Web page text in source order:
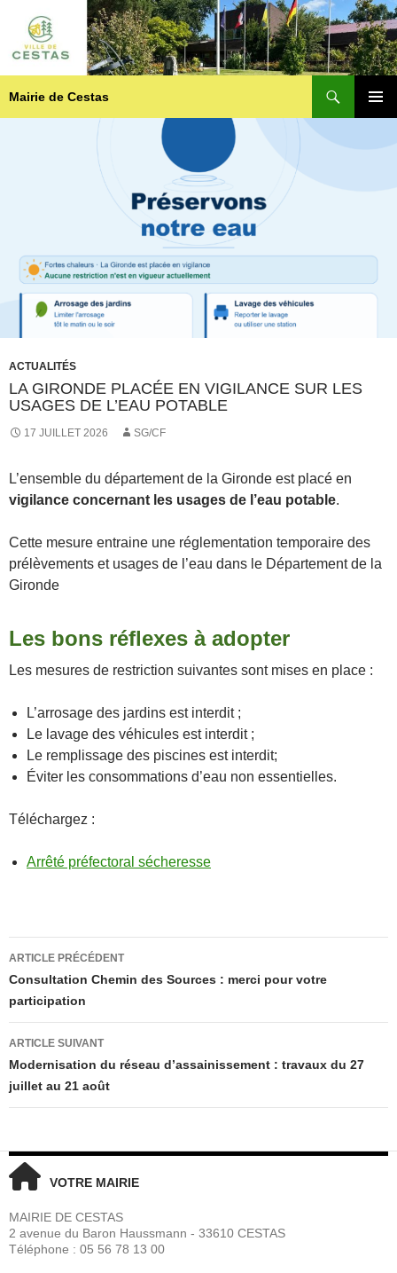
Mairie de Cestas
ACTUALITÉS
LA GIRONDE PLACÉE EN VIGILANCE SUR LES
USAGES DE L’EAU POTABLE
17 JUILLET 2026 SG/CF
L’ensemble du département de la Gironde est placé en
vigilance concernant les usages de l’eau potable.
Cette mesure entraine une réglementation temporaire des
prélèvements et usages de l’eau dans le Département de la
Gironde
Les bons réflexes à adopter
Les mesures de restriction suivantes sont mises en place :
L’arrosage des jardins est interdit ;
Le lavage des véhicules est interdit ;
Le remplissage des piscines est interdit;
Éviter les consommations d’eau non essentielles.
Téléchargez :
Arrêté préfectoral sécheresse
Navigation
articles
ARTICLE PRÉCÉDENT
Consultation Chemin des Sources : merci pour votre
participation
ARTICLE SUIVANT
Modernisation du réseau d’assainissement : travaux du 27
juillet au 21 août
VOTRE MAIRIE
MAIRIE DE CESTAS
2 avenue du Baron Haussmann - 33610 CESTAS
Téléphone : 05 56 78 13 00